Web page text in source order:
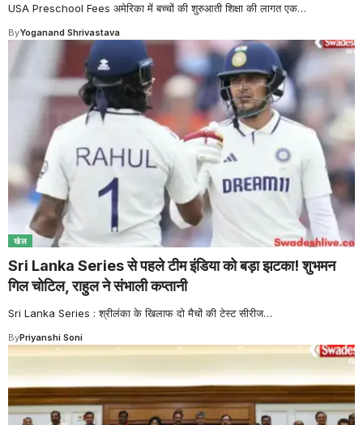
USA Preschool Fees अमेरिका में बच्चों की शुरुआती शिक्षा की लागत एक…
ByYoganand Shrivastava
खेल
Sri Lanka Series से पहले टीम इंडिया को बड़ा झटका! शुभमन
गिल चोटिल, राहुल ने संभाली कप्तानी
Sri Lanka Series : श्रीलंका के खिलाफ दो मैचों की टेस्ट सीरीज…
ByPriyanshi Soni